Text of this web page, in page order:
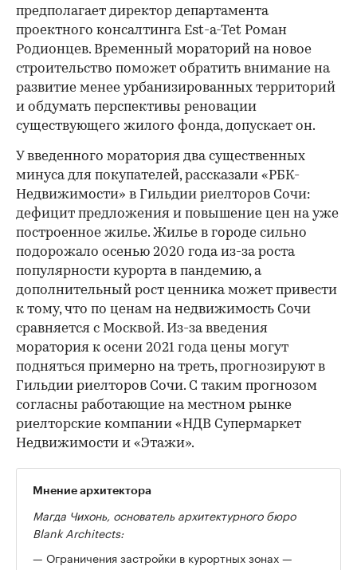
предполагает директор департамента
проектного консалтинга Est-a-Tet Роман
Родионцев. Временный мораторий на новое
строительство поможет обратить внимание на
развитие менее урбанизированных территорий
и обдумать перспективы реновации
существующего жилого фонда, допускает он.
У введенного моратория два существенных
минуса для покупателей, рассказали «РБК-
Недвижимости» в Гильдии риелторов Сочи:
дефицит предложения и повышение цен на уже
построенное жилье. Жилье в городе сильно
подорожало осенью 2020 года из-за роста
популярности курорта в пандемию, а
дополнительный рост ценника может привести
к тому, что по ценам на недвижимость Сочи
сравняется с Москвой. Из-за введения
моратория к осени 2021 года цены могут
подняться примерно на треть, прогнозируют в
Гильдии риелторов Сочи. С таким прогнозом
согласны работающие на местном рынке
риелторские компании «НДВ Супермаркет
Недвижимости и «Этажи».
Мнение архитектора
Магда Чихонь, основатель архитектурного бюро
Blank Architects:
— Ограничения застройки в курортных зонах —